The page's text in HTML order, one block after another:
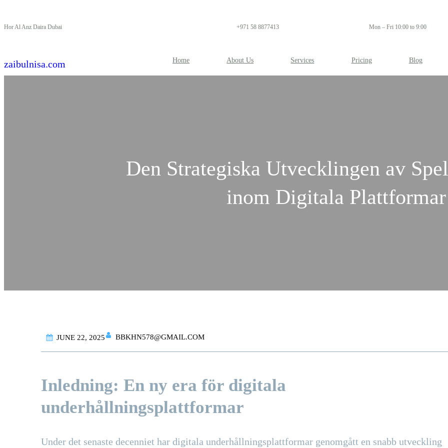
to
Hor Al Anz Daira Dubai +971 58 8877413 Mon – Fri 10:00 to 9:00
zaibulnisa.com Home About Us Services Pricing Blog
Den Strategiska Utvecklingen av
inom Digitala Plattformar
JUNE 22, 2025 BBKHN578@GMAIL.COM
Inledning: En ny era för digitala
underhållningsplattformar
Under det senaste decenniet har digitala underhållningsplattformar genomgått en snabb utveckling